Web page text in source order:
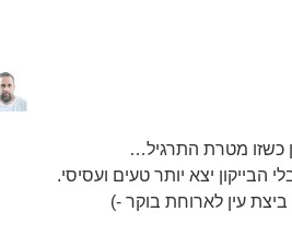
כשזו מטרת התרגיל…
יצא יותר טעים ועסיסי.
עין לארוחת בוקר -)